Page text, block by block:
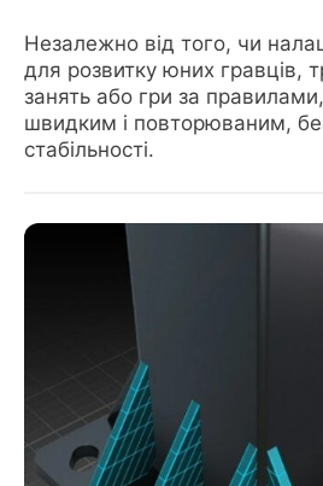
Незалежно від того, чи
для розвитку юних гравців,
занять або гри за
швидким і повторюваним,
стабільності.